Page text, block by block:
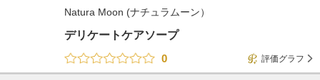
Natura Moon (ナチュラムーン）
デリケートケアソープ
0
評価グラフ